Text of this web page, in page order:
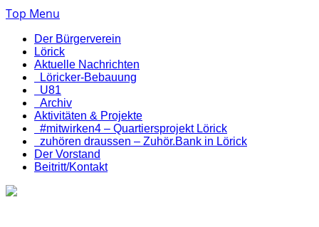
Top Menu
Der Bürgerverein
Lörick
Aktuelle Nachrichten
Löricker-Bebauung
U81
Archiv
Aktivitäten & Projekte
#mitwirken4 – Quartiersprojekt Lörick
zuhören draussen – Zuhör.Bank in Lörick
Der Vorstand
Beitritt/Kontakt